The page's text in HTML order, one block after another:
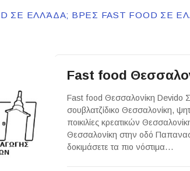
ΣΕ ΕΛΛΆΔΑ; ΒΡΕΣ FAST FOOD ΣΕ
Fast food
Fast food Θεσσαλονίκη Devido
σουβλατζίδικο Θεσσαλονίκη,
ποικιλίες κρεατικών
Θεσσαλονίκη στην οδό
δοκιμάσετε τα πιο νόστιμα…